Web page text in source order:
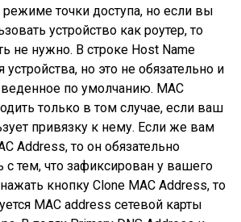
режиме точки доступа, но если вы
устройство как роутер, то
не нужно. В строке Host Name
но это не обязательно и
по умолчанию. MAC
только в том случае, если ваш
привязку к нему. Если же вам
Address, то он обязательно
с тем, что зафиксирован у вашего
кнопку Clone MAC Address, то
MAC address сетевой карты